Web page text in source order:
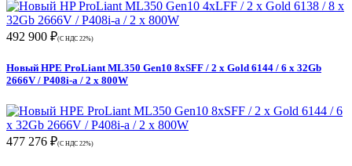
492 900 ₽(С НДС 22%)
Новый HPE ProLiant ML350 Gen10 8xSFF / 2 x Gold 6144 / 6 x 32Gb
2666V / P408i-a / 2 x 800W
477 276 ₽(С НДС 22%)